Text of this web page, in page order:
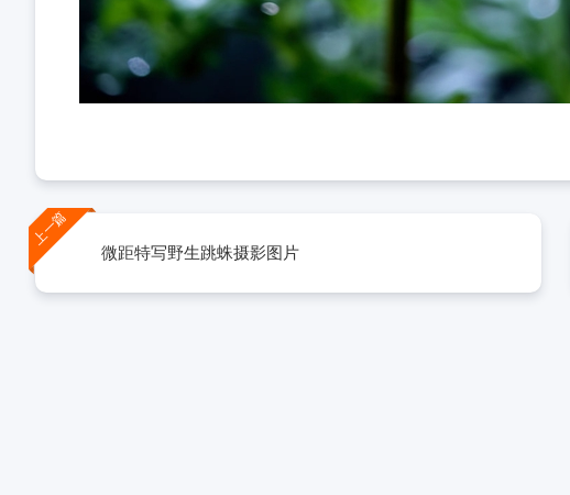
上一篇
微距特写野生跳蛛摄影图片